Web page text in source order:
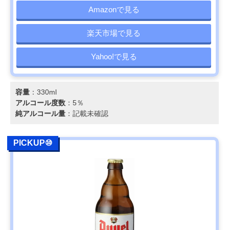
Amazonで見る
楽天市場で見る
Yahoo!で見る
容量 ：330ml
アルコール度数 ：5％
純アルコール量 ：記載未確認
PICKUP⑩